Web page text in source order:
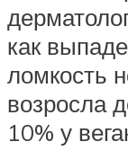
как
ломкость
возросла
10% у